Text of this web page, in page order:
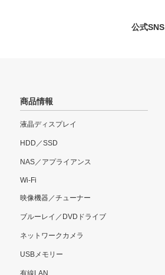
公式SNS
商品情報
液晶ディスプレイ
HDD／SSD
NAS／アプライアンス
Wi-Fi
映像機器／チューナー
ブルーレイ／DVDドライブ
ネットワークカメラ
USBメモリー
有線LAN